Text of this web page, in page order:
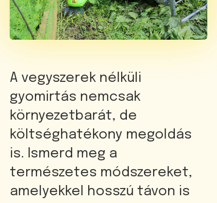
A vegyszerek nélküli
gyomirtás nemcsak
környezetbarát, de
költséghatékony megoldás
is. Ismerd meg a
természetes módszereket,
amelyekkel hosszú távon is